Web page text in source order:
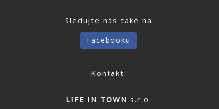
Sledujte nás také na
Facebooku
Kontakt:
LIFE IN TOWN s.r.o.